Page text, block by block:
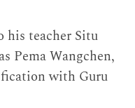
his teacher Situ
Pema Wangchen,
with Guru